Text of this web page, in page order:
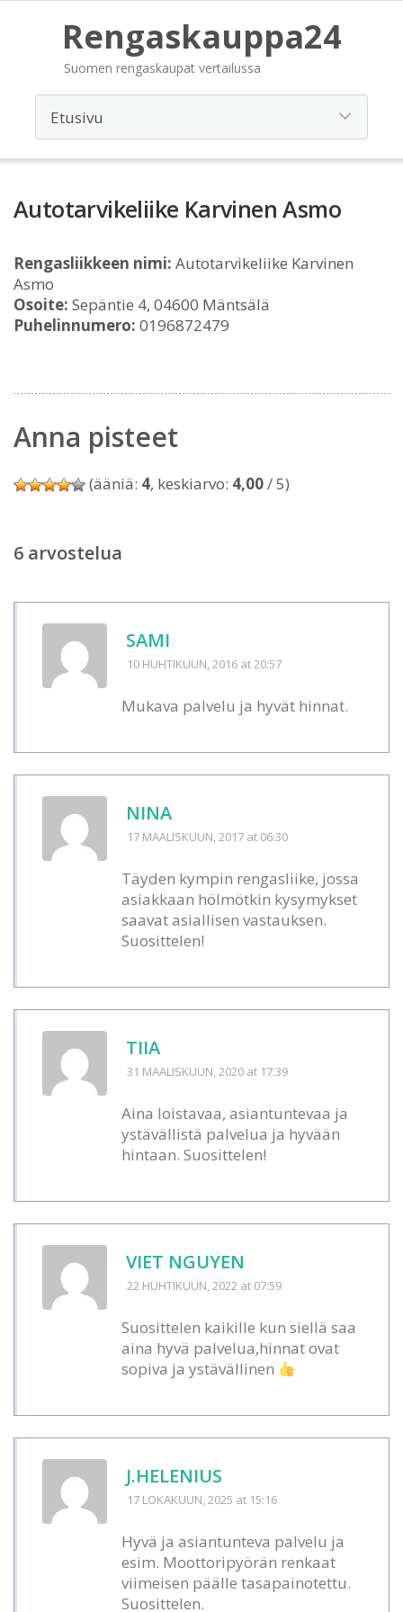
Rengaskauppa24
Suomen rengaskaupat vertailussa
Autotarvikeliike Karvinen Asmo
Rengasliikkeen nimi: Autotarvikeliike Karvinen
Asmo
Osoite: Sepäntie 4, 04600 Mäntsälä
Puhelinnumero: 0196872479
Anna pisteet
(ääniä: 4, keskiarvo: 4,00/ 5)
6 arvostelua
SAMI
10 HUHTIKUUN, 2016 at 20:57
Mukava palvelu ja hyvät hinnat.
NINA
17 MAALISKUUN, 2017 at 06:30
Täyden kympin rengasliike, jossa
asiakkaan hölmötkin kysymykset
saavat asiallisen vastauksen.
Suosittelen!
TIIA
31 MAALISKUUN, 2020 at 17:39
Aina loistavaa, asiantuntevaa ja
ystävällistä palvelua ja hyvään
hintaan. Suosittelen!
VIET NGUYEN
22 HUHTIKUUN, 2022 at 07:59
Suosittelen kaikille kun siellä saa
aina hyvä palvelua,hinnat ovat
sopiva ja ystävällinen
J.HELENIUS
17 LOKAKUUN, 2025 at 15:16
Hyvä ja asiantunteva palvelu ja
esim. Moottoripyörän renkaat
viimeisen päälle tasapainotettu.
Suosittelen.